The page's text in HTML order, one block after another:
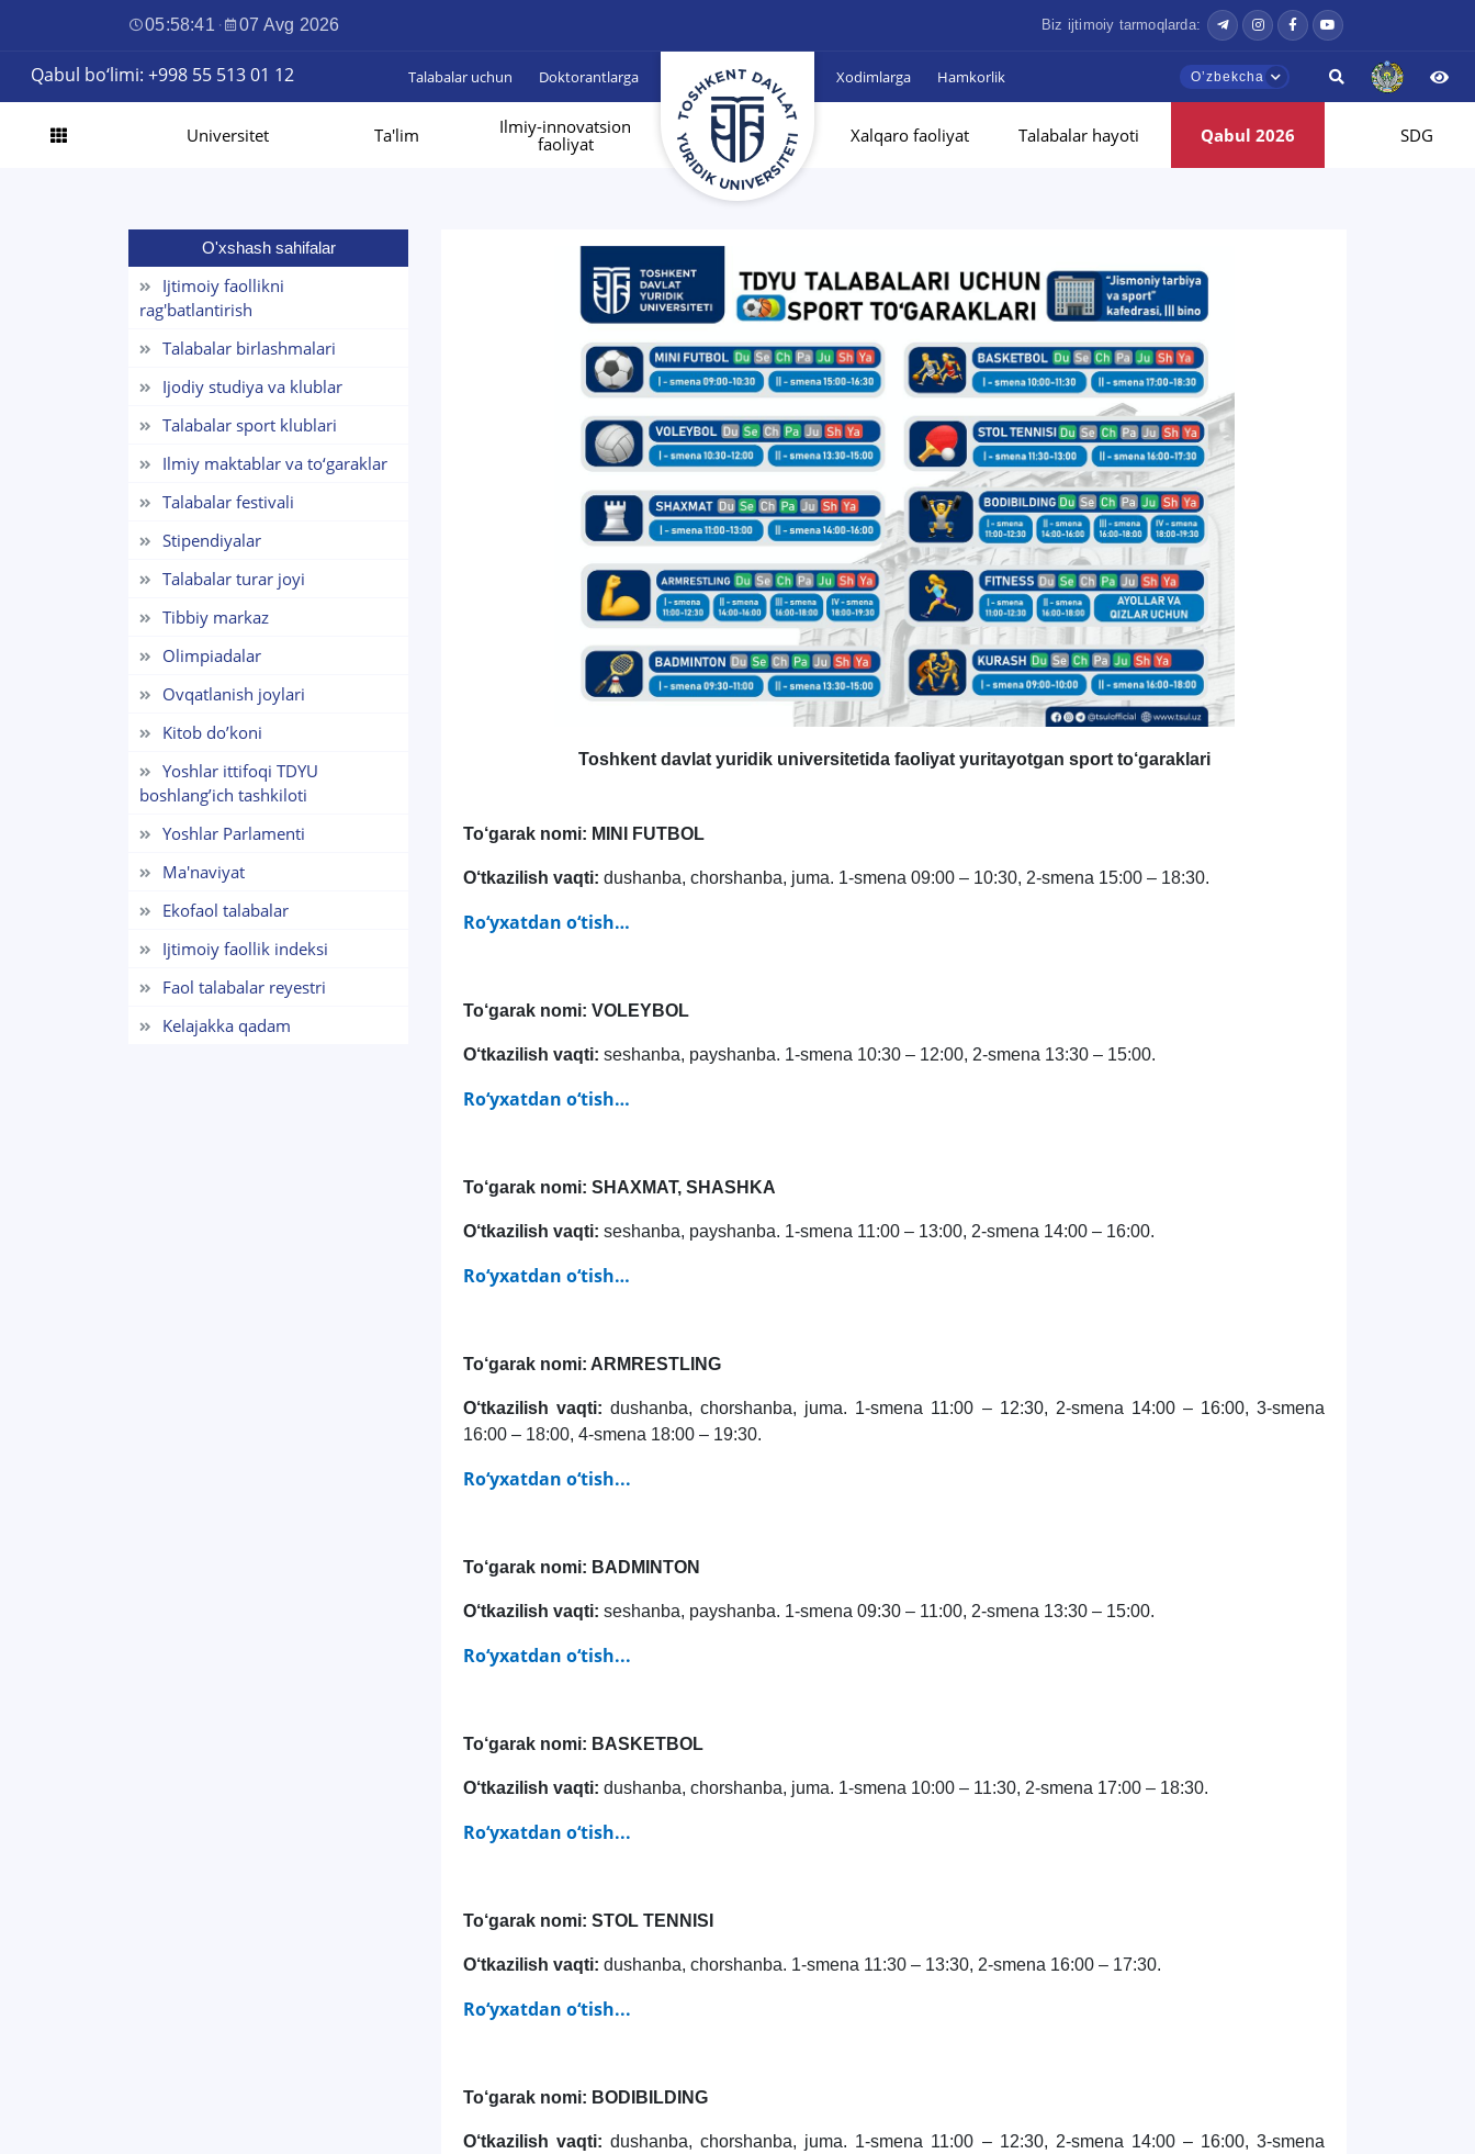
05:58:42 · 07 Avg 2026 Biz ijtimoiy tarmoqlarda:
Qabul bo‘limi: +998 55 513 01 12 Talabalar uchun Doktorantlarga Xodimlarga Hamkorlik Oʼzbekcha
Universitet Ta'lim
Ilmiy-innovatsion
faoliyat
Xalqaro faoliyat Talabalar hayoti Qabul 2026 SDG
O'xshash sahifalar
Ijtimoiy faollikni
rag'batlantirish
Talabalar birlashmalari
Ijodiy studiya va klublar
Talabalar sport klublari
Ilmiy maktablar va to‘garaklar
Talabalar festivali
Stipendiyalar
Talabalar turar joyi
Tibbiy markaz
Olimpiadalar
Ovqatlanish joylari
Kitob do’koni
Yoshlar ittifoqi TDYU
boshlang’ich tashkiloti
Yoshlar Parlamenti
Ma'naviyat
Ekofaol talabalar
Ijtimoiy faollik indeksi
Faol talabalar reyestri
Kelajakka qadam
Toshkent davlat yuridik universitetida faoliyat yuritayotgan sport to‘garaklari
To‘garak nomi: MINI FUTBOL
O‘tkazilish vaqti: dushanba, chorshanba, juma. 1-smena 09:00 – 10:30, 2-smena 15:00 – 18:30.
Ro‘yxatdan o‘tish…
To‘garak nomi: VOLEYBOL
O‘tkazilish vaqti: seshanba, payshanba. 1-smena 10:30 – 12:00, 2-smena 13:30 – 15:00.
Ro‘yxatdan o‘tish…
To‘garak nomi: SHAXMAT, SHASHKA
O‘tkazilish vaqti: seshanba, payshanba. 1-smena 11:00 – 13:00, 2-smena 14:00 – 16:00.
Ro‘yxatdan o‘tish…
To‘garak nomi: ARMRESTLING
O‘tkazilish vaqti:dushanba, chorshanba, juma. 1-smena 11:00 – 12:30, 2-smena 14:00 – 16:00, 3-smena
16:00 – 18:00, 4-smena 18:00 – 19:30.
Ro‘yxatdan o‘tish...
To‘garak nomi: BADMINTON
O‘tkazilish vaqti: seshanba, payshanba. 1-smena 09:30 – 11:00, 2-smena 13:30 – 15:00.
Ro‘yxatdan o‘tish...
To‘garak nomi: BASKETBOL
O‘tkazilish vaqti: dushanba, chorshanba, juma. 1-smena 10:00 – 11:30, 2-smena 17:00 – 18:30.
Ro‘yxatdan o‘tish...
To‘garak nomi: STOL TENNISI
O‘tkazilish vaqti: dushanba, chorshanba. 1-smena 11:30 – 13:30, 2-smena 16:00 – 17:30.
Ro‘yxatdan o‘tish...
To‘garak nomi: BODIBILDING
O‘tkazilish vaqti:dushanba, chorshanba, juma. 1-smena 11:00 – 12:30, 2-smena 14:00 – 16:00, 3-smena